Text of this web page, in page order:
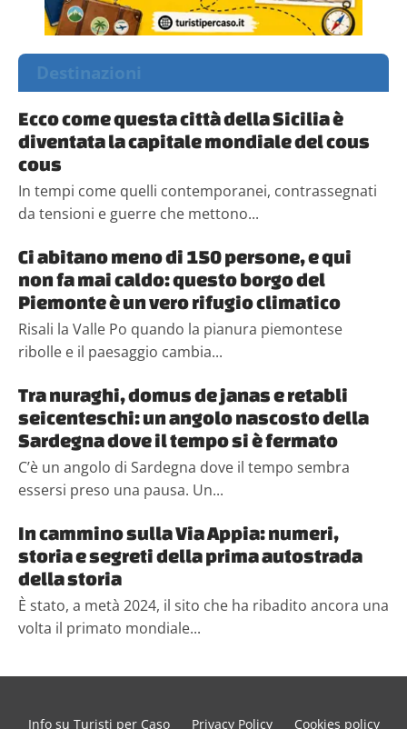
Destinazioni
Ecco come questa città della Sicilia è
diventata la capitale mondiale del cous
cous
In tempi come quelli contemporanei, contrassegnati
da tensioni e guerre che mettono...
Ci abitano meno di 150 persone, e qui
non fa mai caldo: questo borgo del
Piemonte è un vero rifugio climatico
Risali la Valle Po quando la pianura piemontese
ribolle e il paesaggio cambia...
Tra nuraghi, domus de janas e retabli
seicenteschi: un angolo nascosto della
Sardegna dove il tempo si è fermato
C’è un angolo di Sardegna dove il tempo sembra
essersi preso una pausa. Un...
In cammino sulla Via Appia: numeri,
storia e segreti della prima autostrada
della storia
È stato, a metà 2024, il sito che ha ribadito ancora una
volta il primato mondiale...
Info su Turisti per Caso Privacy Policy Cookies policy